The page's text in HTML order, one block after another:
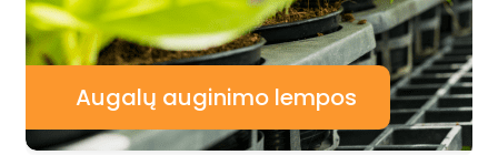
Augalų auginimo lempos